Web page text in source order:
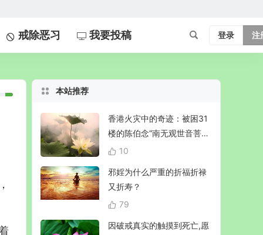
戒除恶习 我要投稿 登录 注
本站推荐
香港火灾中的奇迹：被困31
楼的陈伯念“南无观世音菩
萨”20小时奇迹生还！
10
邪婬为什么严重的折福折禄
又折寿？
79
因破戒真实的触摸到死亡,愿